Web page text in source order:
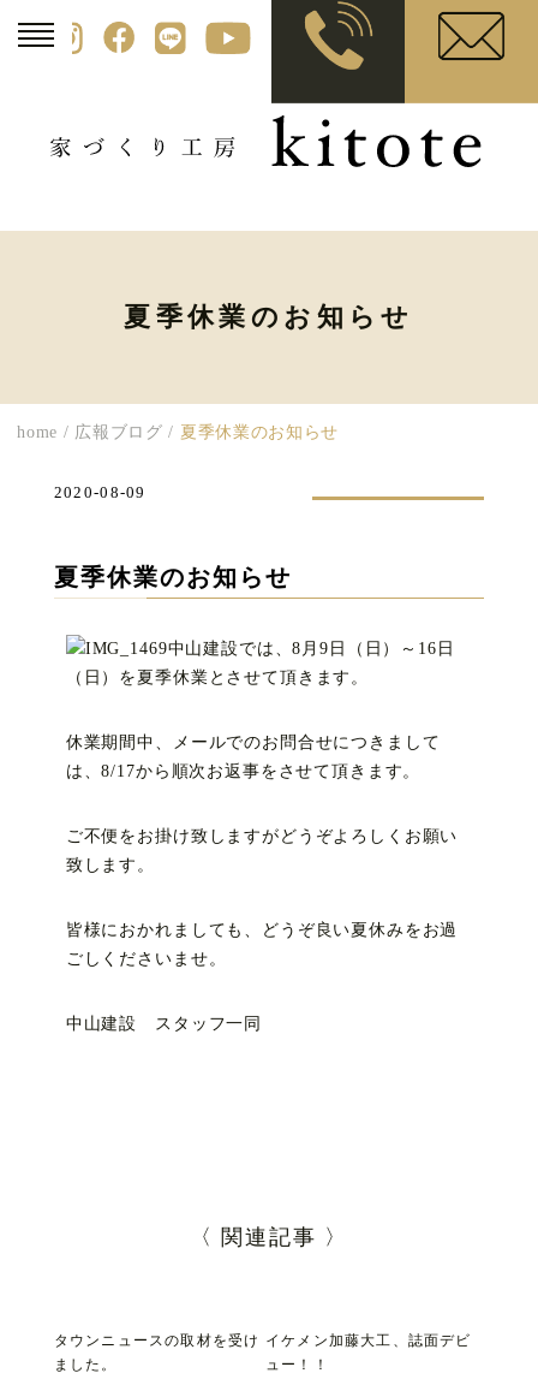
夏季休業のお知らせ
home / 広報ブログ / 夏季休業のお知らせ
夏季休業のお知らせ
2020-08-09
中山建設では、8月9日（日）～16日
（日）を夏季休業とさせて頂きます。
休業期間中、メールでのお問合せにつきまして
は、8/17から順次お返事をさせて頂きます。
ご不便をお掛け致しますがどうぞよろしくお願い
致します。
皆様におかれましても、どうぞ良い夏休みをお過
ごしくださいませ。
中山建設 スタッフ一同
〈 関連記事 〉
タウンニュースの取材を受け
ました。
イケメン加藤大工、誌面デビ
ュー！！